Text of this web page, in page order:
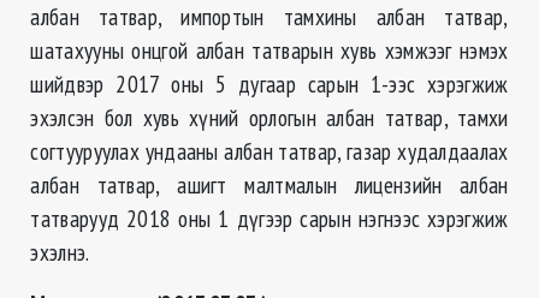
албан татвар, импортын тамхины албан татвар,
шатахууны онцгой албан татварын хувь хэмжээг нэмэх
шийдвэр 2017 оны 5 дугаар сарын 1-ээс хэрэгжиж
эхэлсэн бол хувь хүний орлогын албан татвар, тамхи
согтууруулах ундааны албан татвар, газар худалдаалах
албан татвар, ашигт малтмалын лицензийн албан
татварууд 2018 оны 1 дүгээр сарын нэгнээс хэрэгжиж
эхэлнэ.